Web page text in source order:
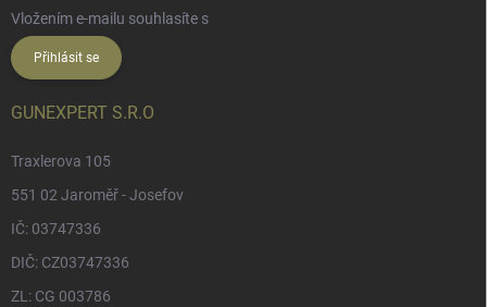
Vložením e-mailu souhlasíte s
Přihlásit se
GUNEXPERT S.R.O
Traxlerova 105
551 02 Jaroměř - Josefov
IČ: 03747336
DIČ: CZ03747336
ZL: CG 003786